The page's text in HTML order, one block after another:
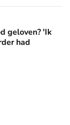
voelde iets wat
geloven? 'Ik
had